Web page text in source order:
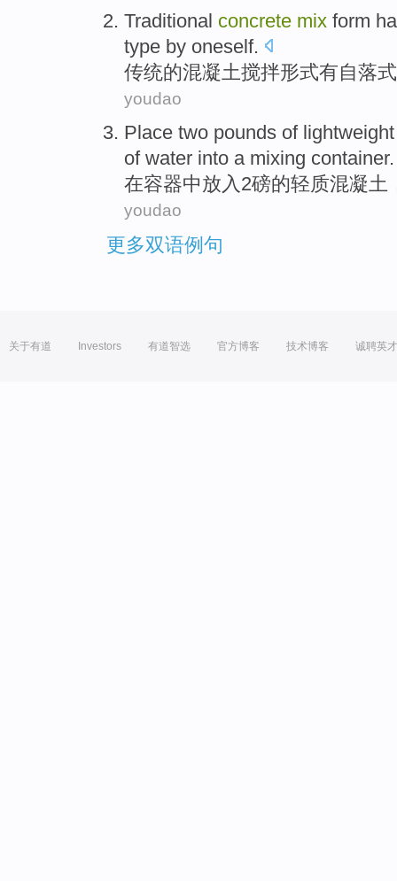
Traditional concrete mix form
type by oneself.
传统的混凝土搅拌形式有自落式
youdao
Place two pounds of lightweight
of water into a mixing container.
在容器中放入2磅的轻质混凝土
youdao
更多双语例句
关于有道 Investors 有道智选 官方博客 技术博客 诚聘英才